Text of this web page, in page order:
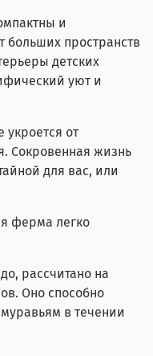
и
больших пространств
детских
уют и
укроется от
Сокровенная жизнь
для вас, или
ферма легко
рассчитано на
Оно способно
в течении